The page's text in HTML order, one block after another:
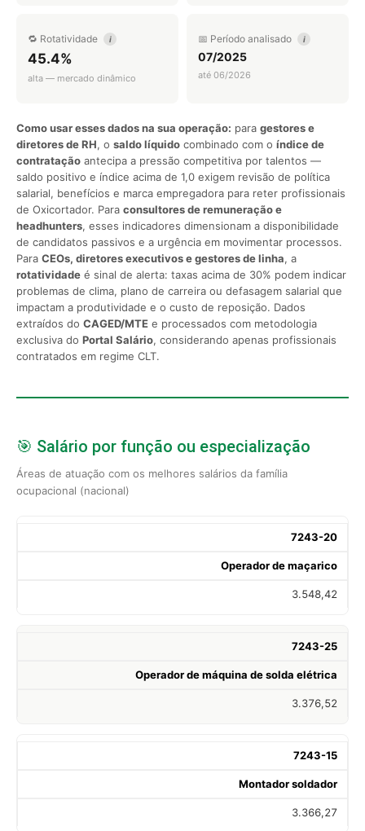
🔁 Rotatividade i
45.4%
alta — mercado dinâmico
📅 Período analisado i
07/2025
até 06/2026
Como usar esses dados na sua operação: para gestores e
diretores de RH, o saldo líquido combinado com o índice de
contratação antecipa a pressão competitiva por talentos —
saldo positivo e índice acima de 1,0 exigem revisão de política
salarial, benefícios e marca empregadora para reter profissionais
de Oxicortador. Para consultores de remuneração e
headhunters, esses indicadores dimensionam a disponibilidade
de candidatos passivos e a urgência em movimentar processos.
Para CEOs, diretores executivos e gestores de linha, a
rotatividade é sinal de alerta: taxas acima de 30% podem indicar
problemas de clima, plano de carreira ou defasagem salarial que
impactam a produtividade e o custo de reposição. Dados
extraídos do CAGED/MTE e processados com metodologia
exclusiva do Portal Salário, considerando apenas profissionais
contratados em regime CLT.
🎯 Salário por função ou especialização
Áreas de atuação com os melhores salários da família
ocupacional (nacional)
7243-20
Operador de maçarico
3.548,42
7243-25
Operador de máquina de solda elétrica
3.376,52
7243-15
Montador soldador
3.366,27